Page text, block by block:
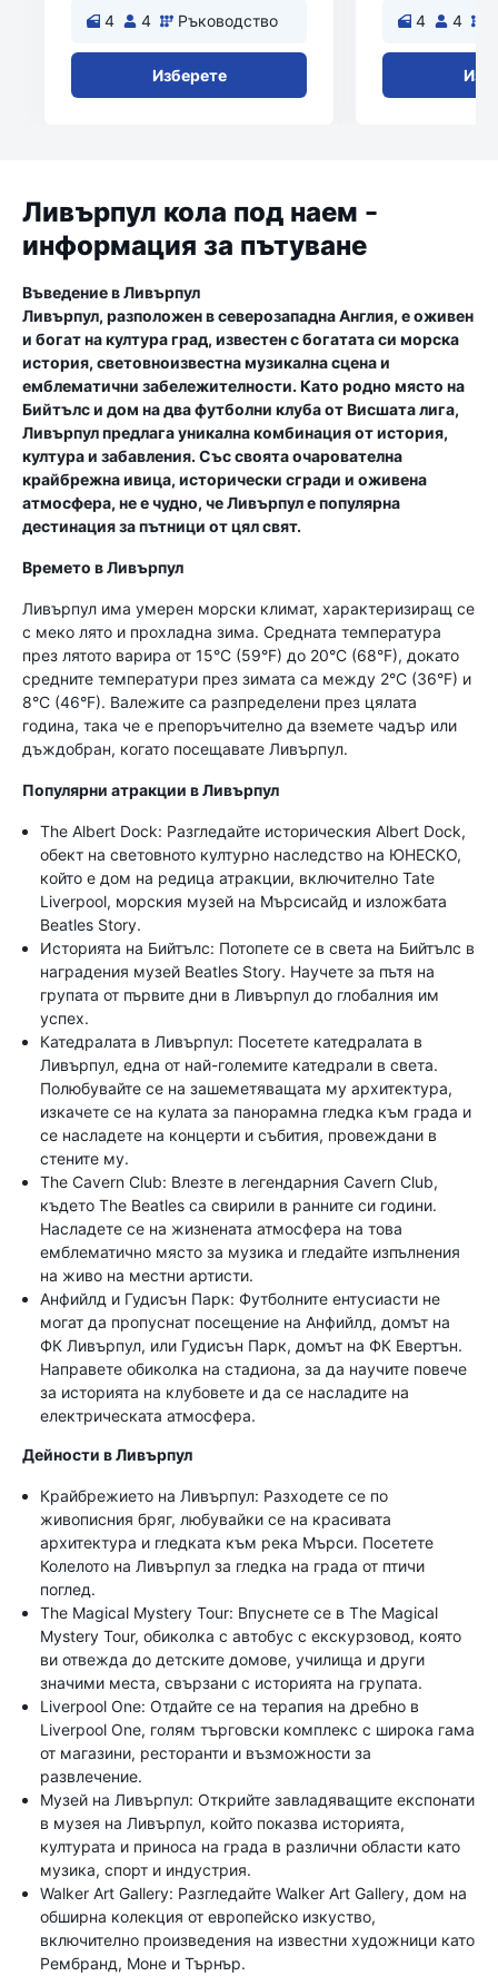
4 4 Ръководство
Изберете
4 4
Ливърпул кола под наем -
информация за пътуване
Въведение в Ливърпул
Ливърпул, разположен в северозападна Англия, е оживен
и богат на култура град, известен с богатата си морска
история, световноизвестна музикална сцена и
емблематични забележителности. Като родно място на
Бийтълс и дом на два футболни клуба от Висшата лига,
Ливърпул предлага уникална комбинация от история,
култура и забавления. Със своята очарователна
крайбрежна ивица, исторически сгради и оживена
атмосфера, не е чудно, че Ливърпул е популярна
дестинация за пътници от цял свят.
Времето в Ливърпул
Ливърпул има умерен морски климат, характеризиращ се
с меко лято и прохладна зима. Средната температура
през лятото варира от 15°C (59°F) до 20°C (68°F), докато
средните температури през зимата са между 2°C (36°F) и
8°C (46°F). Валежите са разпределени през цялата
година, така че е препоръчително да вземете чадър или
дъждобран, когато посещавате Ливърпул.
Популярни атракции в Ливърпул
The Albert Dock: Разгледайте историческия Albert Dock,
обект на световното културно наследство на ЮНЕСКО,
който е дом на редица атракции, включително Tate
Liverpool, морския музей на Мърсисайд и изложбата
Beatles Story.
Историята на Бийтълс: Потопете се в света на Бийтълс в
наградения музей Beatles Story. Научете за пътя на
групата от първите дни в Ливърпул до глобалния им
успех.
Катедралата в Ливърпул: Посетете катедралата в
Ливърпул, една от най-големите катедрали в света.
Полюбувайте се на зашеметяващата му архитектура,
изкачете се на кулата за панорамна гледка към града и
се насладете на концерти и събития, провеждани в
стените му.
The Cavern Club: Влезте в легендарния Cavern Club,
където The Beatles са свирили в ранните си години.
Насладете се на жизнената атмосфера на това
емблематично място за музика и гледайте изпълнения
на живо на местни артисти.
Анфийлд и Гудисън Парк: Футболните ентусиасти не
могат да пропуснат посещение на Анфийлд, домът на
ФК Ливърпул, или Гудисън Парк, домът на ФК Евертън.
Направете обиколка на стадиона, за да научите повече
за историята на клубовете и да се насладите на
електрическата атмосфера.
Дейности в Ливърпул
Крайбрежието на Ливърпул: Разходете се по
живописния бряг, любувайки се на красивата
архитектура и гледката към река Мърси. Посетете
Колелото на Ливърпул за гледка на града от птичи
поглед.
The Magical Mystery Tour: Впуснете се в The Magical
Mystery Tour, обиколка с автобус с екскурзовод, която
ви отвежда до детските домове, училища и други
значими места, свързани с историята на групата.
Liverpool One: Отдайте се на терапия на дребно в
Liverpool One, голям търговски комплекс с широка гама
от магазини, ресторанти и възможности за
развлечение.
Музей на Ливърпул: Открийте завладяващите експонати
в музея на Ливърпул, който показва историята,
културата и приноса на града в различни области като
музика, спорт и индустрия.
Walker Art Gallery: Разгледайте Walker Art Gallery, дом на
обширна колекция от европейско изкуство,
включително произведения на известни художници като
Рембранд, Моне и Търнър.